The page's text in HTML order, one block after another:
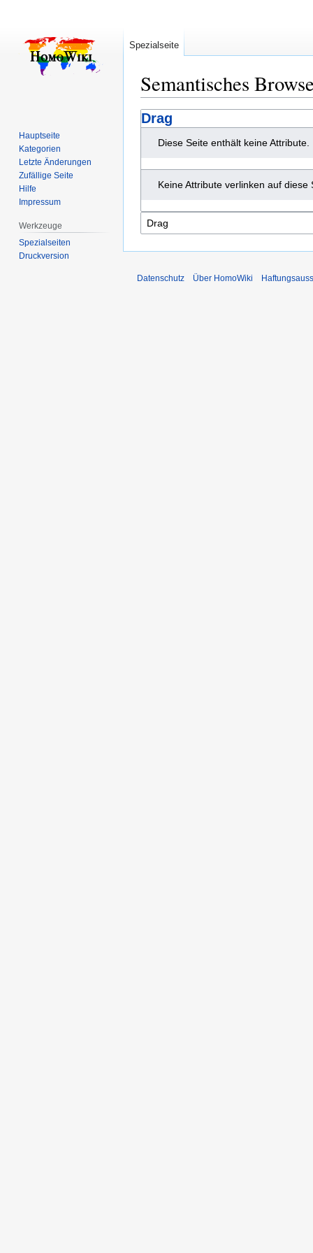
Semantisches
Zur
Navigation
springen
Zur
Suche
springen
Drag
Diese Seite enthält keine Attribute.
Keine Attribute verlinken auf diese
Spezialseite
Hauptseite
Kategorien
Letzte Änderungen
Zufällige Seite
Hilfe
Impressum
Werkzeuge
Spezialseiten
Druckversion
Datenschutz Über HomoWiki